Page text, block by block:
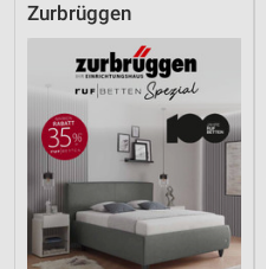
Zurbrüggen